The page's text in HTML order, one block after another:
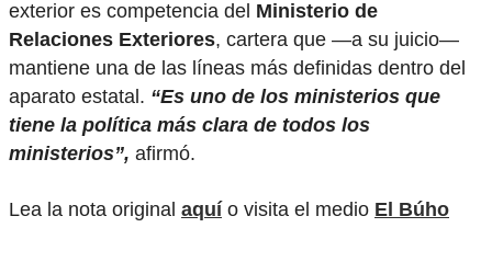
exterior es competencia del Ministerio de
Relaciones Exteriores, cartera que —a su juicio—
mantiene una de las líneas más definidas dentro del
aparato estatal. “Es uno de los ministerios que
tiene la política más clara de todos los
ministerios”, afirmó.
Lea la nota original aquío visita el medio El Búho